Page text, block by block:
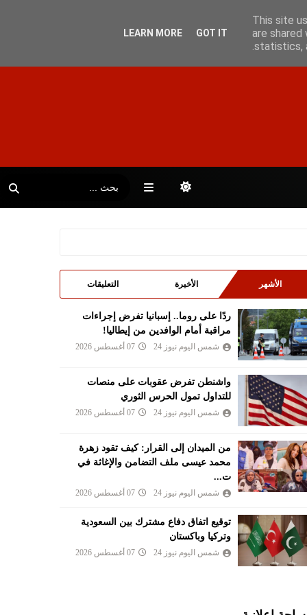
الأشهر الأخيرة التعليقات
ردًا على روما.. إسبانيا تفرض إجراءات
مراقبة أمام الوافدين من إيطاليا!
شمس اليوم نيوز 24 07 أغسطس 2026
واشنطن تفرض عقوبات على منصات
للتداول تمول الحرس الثوري
شمس اليوم نيوز 24 07 أغسطس 2026
من الميدان إلى القرار: كيف تقود زهرة
محمد عيسى ملف التضامن والإغاثة في
ت...
شمس اليوم نيوز 24 07 أغسطس 2026
توقيع اتفاق دفاع مشترك بين السعودية
وتركيا وباكستان
شمس اليوم نيوز 24 07 أغسطس 2026
This site
are
statistics,
LEARN MORE GOT IT